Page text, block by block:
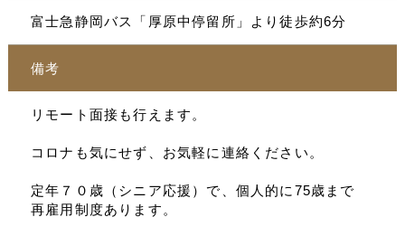
富士急静岡バス「厚原中停留所」より徒歩約6分
備考
リモート面接も行えます。
コロナも気にせず、お気軽に連絡ください。
定年７０歳（シニア応援）で、個人的に75歳まで
再雇用制度あります。